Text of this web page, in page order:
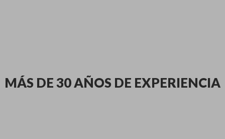
MÁS DE 30 AÑOS DE EXPERIENCIA